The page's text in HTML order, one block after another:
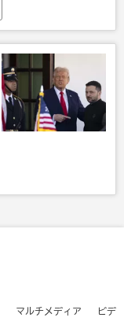
マルチメディア ビデ